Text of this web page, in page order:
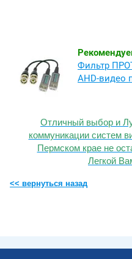
Фильтр
AHD-видео
Отличный выбор и
коммуникации систем
Пермском крае не
Легкой
<< вернуться назад